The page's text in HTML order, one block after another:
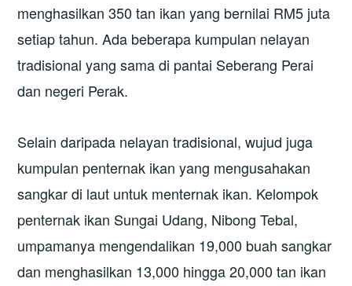
menghasilkan 350 tan ikan yang bernilai RM5 juta
setiap tahun. Ada beberapa kumpulan nelayan
tradisional yang sama di pantai Seberang Perai
dan negeri Perak.
Selain daripada nelayan tradisional, wujud juga
kumpulan penternak ikan yang mengusahakan
sangkar di laut untuk menternak ikan. Kelompok
penternak ikan Sungai Udang, Nibong Tebal,
umpamanya mengendalikan 19,000 buah sangkar
dan menghasilkan 13,000 hingga 20,000 tan ikan